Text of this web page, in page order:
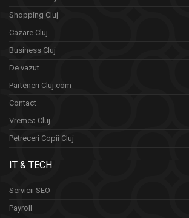
Shopping Cluj
Cazare Cluj
Business Cluj
De vazut
Parteneri Cluj.com
Contact
Vremea Cluj
Petreceri Copii Cluj
IT & TECH
Servicii SEO
Payroll